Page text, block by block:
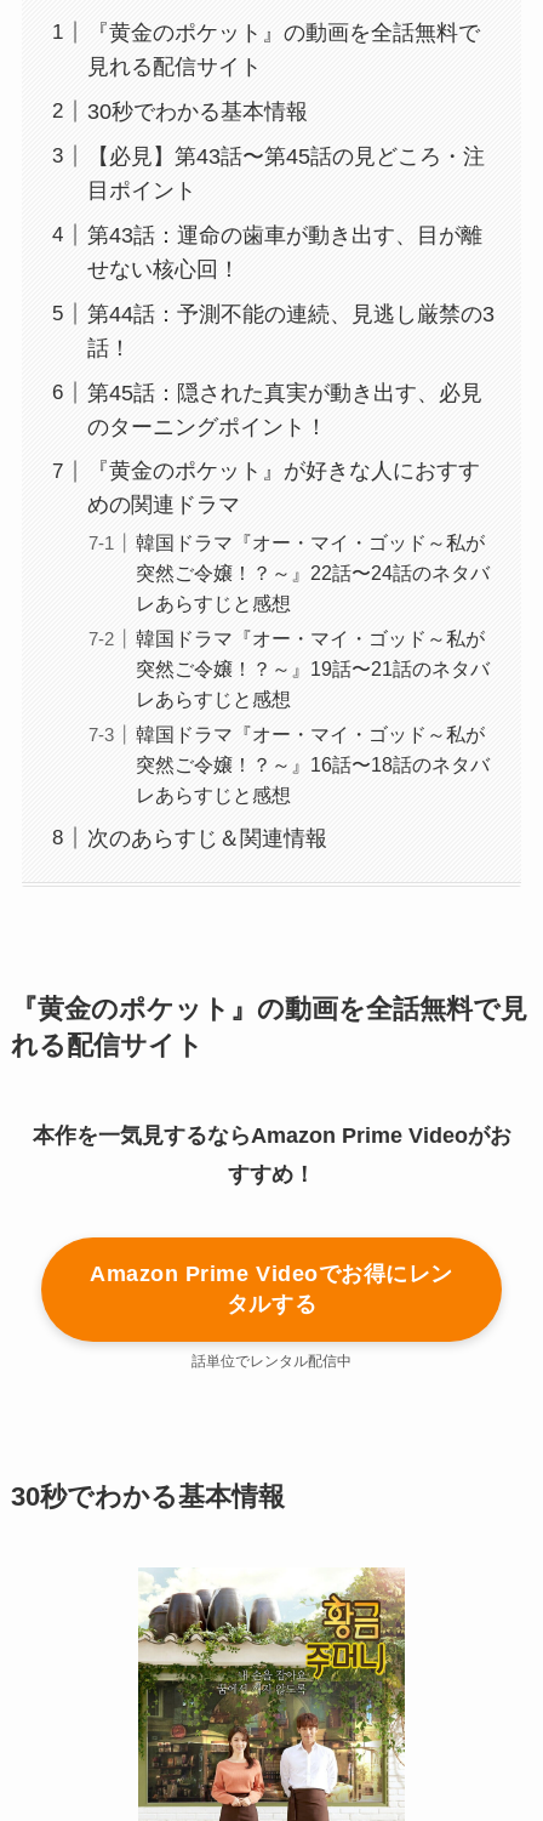
『黄金のポケット』の動画を全話無料で
見れる配信サイト
30秒でわかる基本情報
【必見】第43話〜第45話の見どころ・注
目ポイント
第43話：運命の歯車が動き出す、目が離
せない核心回！
第44話：予測不能の連続、見逃し厳禁の3
話！
第45話：隠された真実が動き出す、必見
のターニングポイント！
『黄金のポケット』が好きな人におすす
めの関連ドラマ
韓国ドラマ『オー・マイ・ゴッド～私が
突然ご令嬢！？～』22話〜24話のネタバ
レあらすじと感想
韓国ドラマ『オー・マイ・ゴッド～私が
突然ご令嬢！？～』19話〜21話のネタバ
レあらすじと感想
韓国ドラマ『オー・マイ・ゴッド～私が
突然ご令嬢！？～』16話〜18話のネタバ
レあらすじと感想
次のあらすじ＆関連情報
『黄金のポケット』の動画を全話無料で見
れる配信サイト
本作を一気見するならAmazon Prime Videoがお
すすめ！
Amazon Prime Videoでお得にレン
タルする
話単位でレンタル配信中
30秒でわかる基本情報